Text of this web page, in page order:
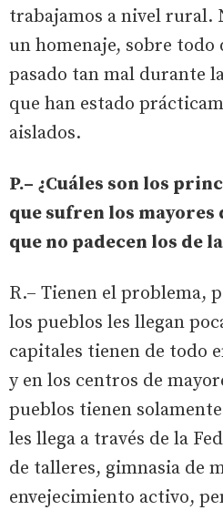
trabajamos a nivel rural.
un homenaje, sobre todo
pasado tan mal durante
que han estado
aislados.
P.– ¿Cuáles son los
que sufren los
que no padecen los de
R.– Tienen el problema,
los pueblos les llegan
capitales tienen de todo
y en los centros de
pueblos tienen
les llega a través de la
de talleres, gimnasia de
envejecimiento activo,